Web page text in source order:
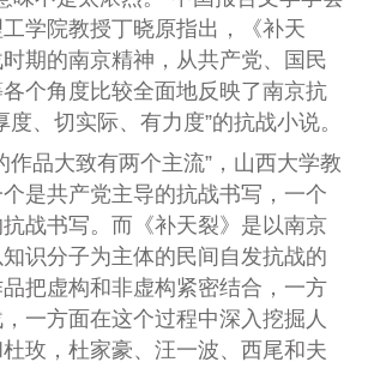
学院教授丁晓原指出，《补天
期的南京精神，从共产党、国民
个角度比较全面地反映了南京抗
度、切实际、有力度”的抗战小说。
作品大致有两个主流”，山西大学教
是共产党主导的抗战书写，一个
战书写。而《补天裂》是以南京
识分子为主体的民间自发抗战的
把虚构和非虚构紧密结合，一方
一方面在这个过程中深入挖掘人
玫，杜家豪、汪一波、西尾和夫